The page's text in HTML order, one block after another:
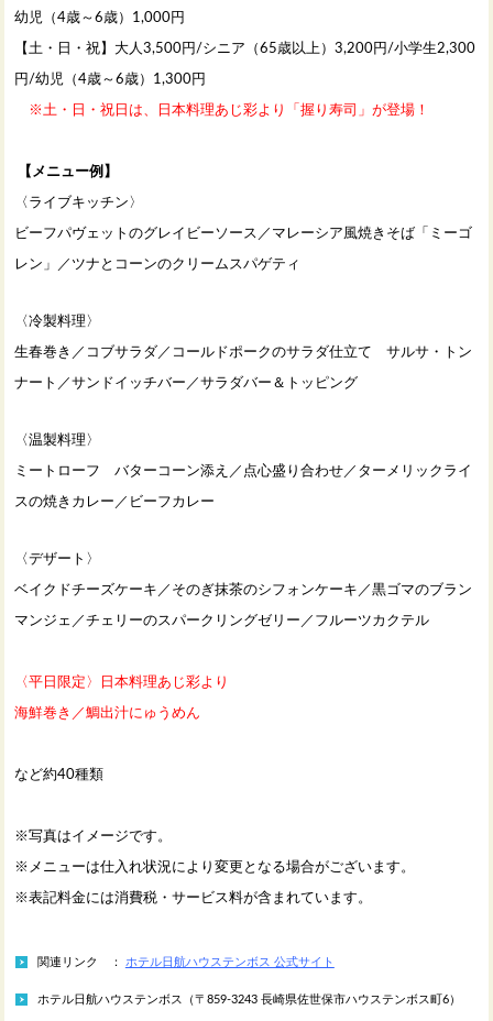
幼児（4歳～6歳）1,000円
【土・日・祝】大人3,500円/シニア（65歳以上）3,200円/小学生2,300
円/幼児（4歳～6歳）1,300円
※土・日・祝日は、日本料理あじ彩より「握り寿司」が登場！
【メニュー例】
〈ライブキッチン〉
ビーフパヴェットのグレイビーソース／マレーシア風焼きそば「ミーゴ
レン」／ツナとコーンのクリームスパゲティ
〈冷製料理〉
生春巻き／コブサラダ／コールドポークのサラダ仕立て サルサ・トン
ナート／サンドイッチバー／サラダバー＆トッピング
〈温製料理〉
ミートローフ バターコーン添え／点心盛り合わせ／ターメリックライ
スの焼きカレー／ビーフカレー
〈デザート〉
ベイクドチーズケーキ／そのぎ抹茶のシフォンケーキ／黒ゴマのブラン
マンジェ／チェリーのスパークリングゼリー／フルーツカクテル
〈平日限定〉日本料理あじ彩より
海鮮巻き／鯛出汁にゅうめん
など約40種類
※写真はイメージです。
※メニューは仕入れ状況により変更となる場合がございます。
※表記料金には消費税・サービス料が含まれています。
関連リンク ： ホテル日航ハウステンボス 公式サイト
ホテル日航ハウステンボス（〒859-3243 長崎県佐世保市ハウステンボス町6）